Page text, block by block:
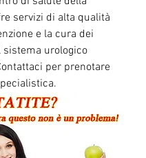
servizi di alta qualità
e la cura dei
urologico
per prenotare